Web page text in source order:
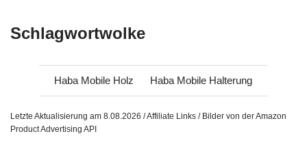
Schlagwortwolke
Haba Mobile Holz Haba Mobile Halterung
Letzte Aktualisierung am 8.08.2026 / Affiliate Links / Bilder von der Amazon
Product Advertising API